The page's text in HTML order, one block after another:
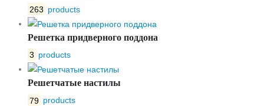
263 products
Решетка придверного поддона
3 products
Решетчатые настилы
79 products